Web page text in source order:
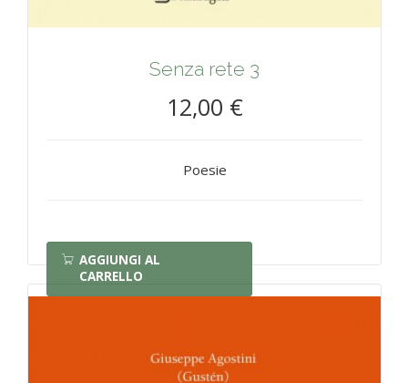
Senza rete 3
12,00 €
Poesie
AGGIUNGI AL
CARRELLO